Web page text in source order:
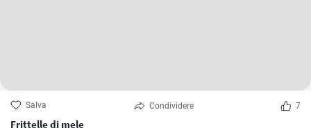
Salva Condividere 7
Frittelle di mele